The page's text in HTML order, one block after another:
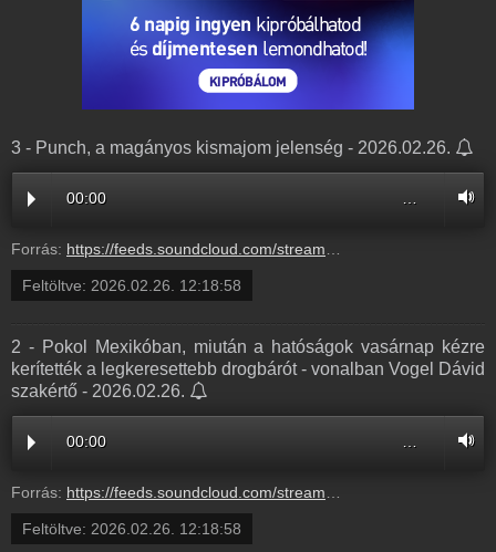
3 - Punch, a magányos kismajom jelenség - 2026.02.26.
00:00
Forrás: https://feeds.soundcloud.com/stream/2273689919-radio1hungary-3-punch-a-maganyos-kismajom-jelenseg-3.mp3
Feltöltve: 2026.02.26. 12:18:58
2 - Pokol Mexikóban, miután a hatóságok vasárnap kézre
kerítették a legkeresettebb drogbárót - vonalban Vogel Dávid
szakértő - 2026.02.26.
00:00
Forrás: https://feeds.soundcloud.com/stream/2273689931-radio1hungary-2-pokol-mexikoban-miutan-a-hatosagok-vasarnap-kezre-keritettek-a-legkeresettebb-drogbarot-vonalban-vogel-david-szakerto-2.mp3
Feltöltve: 2026.02.26. 12:18:58